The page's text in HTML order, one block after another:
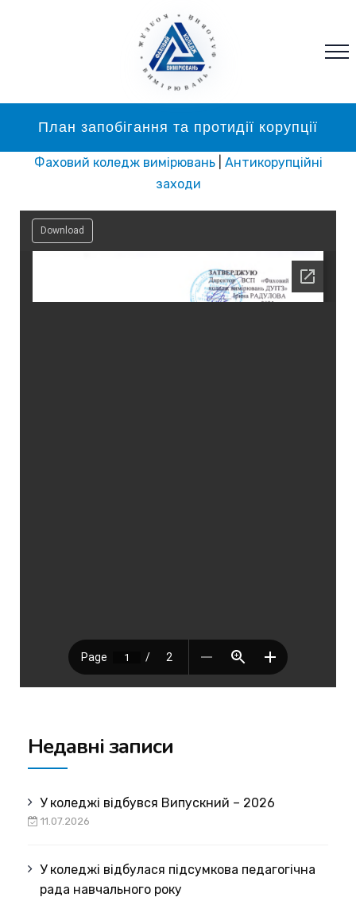
* ФАХОВИЙ * КОЛЕДЖ * ВИМІРЮВАНЬ
План запобігання та протидії корупції
Фаховий коледж вимірювань| Антикорупційні
заходи
Download
Недавні записи
У коледжі відбувся Випускний – 2026
11.07.2026
У коледжі відбулася підсумкова педагогічна
рада навчального року